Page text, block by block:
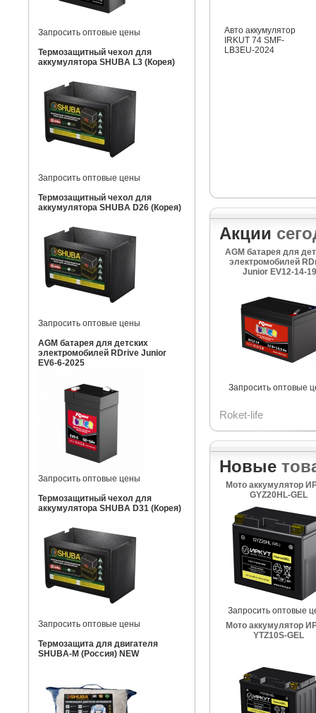
Запросить оптовые цены
Термозащитный чехол для
аккумулятора SHUBA L3 (Корея)
Запросить оптовые цены
Термозащитный чехол для
аккумулятора SHUBA D26 (Корея)
Запросить оптовые цены
AGM батарея для детских
электромобилей RDrive Junior
EV6-6-2025
Запросить оптовые цены
Термозащитный чехол для
аккумулятора SHUBA D31 (Корея)
Запросить оптовые цены
Термозащита для двигателя
SHUBA-M (Россия) NEW
Авто аккумулятор
IRKUT 74 SMF-
LB3EU-2024
Акции
AGM батарея для
электромобилей
Junior EV12-14-19
Запросить оптовые
Roket-life
Новые
Мото аккумулятор
GYZ20HL-GEL
Запросить оптовые
Мото аккумулятор
YTZ10S-GEL